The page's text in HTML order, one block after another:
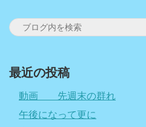
最近の投稿
動画 先週末の群れ
午後になって更に